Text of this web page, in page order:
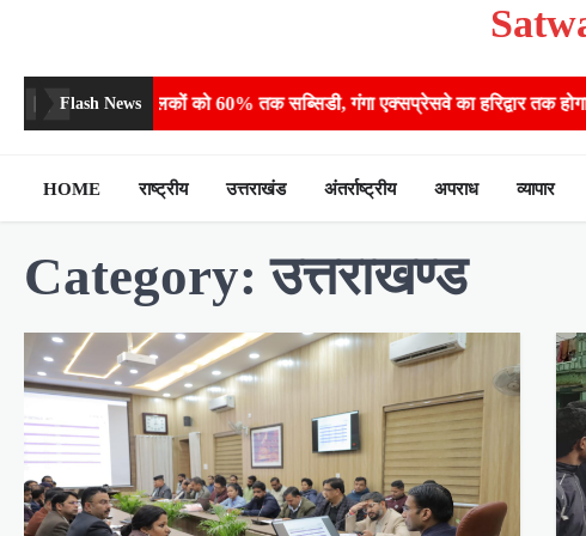
Flash News
पशुपालकों को 60% तक सब्सिडी, गंगा एक्सप्रेसवे का हरिद्वार तक होगा विस्तार
HOME राष्ट्रीय उत्तराखंड अंतर्राष्ट्रीय अपराध व्यापार
Category:उत्तराखण्ड